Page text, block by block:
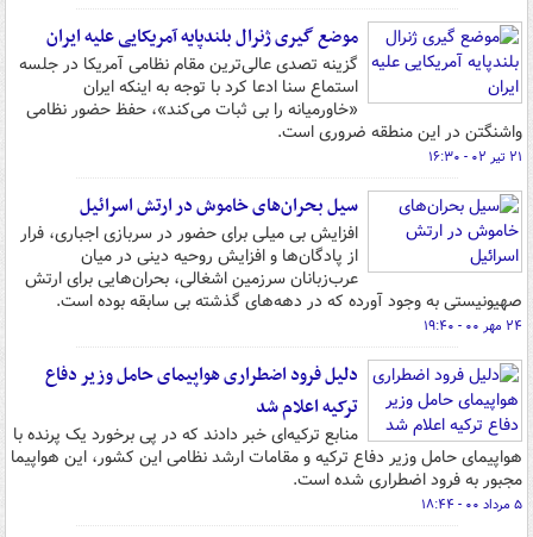
موضع گیری ژنرال بلندپایه آمریکایی علیه ایران
گزینه تصدی عالی‌ترین مقام نظامی آمریکا در جلسه
استماع سنا ادعا کرد با توجه به اینکه ایران
«خاورمیانه را بی ثبات می‌کند»، حفظ حضور نظامی
واشنگتن در این منطقه ضروری است.
۲۱ تیر ۰۲ - ۱۶:۳۰
سیل بحران‌های خاموش در ارتش اسرائیل
افزایش بی میلی برای حضور در سربازی اجباری، فرار
از پادگان‌ها و افزایش روحیه دینی در میان
عرب‌زبانان سرزمین اشغالی، بحران‌هایی برای ارتش
صهیونیستی به وجود آورده که در دهه‌های گذشته بی سابقه بوده است.
۲۴ مهر ۰۰ - ۱۹:۴۰
دلیل فرود اضطراری هواپیمای حامل وزیر دفاع
ترکیه اعلام شد
منابع ترکیه‌ای خبر دادند که در پی برخورد یک پرنده با
هواپیمای حامل وزیر دفاع ترکیه و مقامات ارشد نظامی این کشور، این هواپیما
مجبور به فرود اضطراری شده است.
۵ مرداد ۰۰ - ۱۸:۴۴